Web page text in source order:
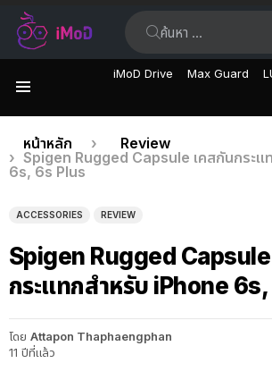
iMoD Drive Max Guard
เรื่อง
ล่าสุด
คุณอยู่ที่นี่:
หน้าหลัก
Review
Spigen Rugged Capsule เคสกันกระแ
6s, 6s Plus
ACCESSORIES REVIEW
Spigen Rugged
กระแทกสำหรับ iPhone
โดย Attapon Thaphaengphan
11 ปีที่แล้ว